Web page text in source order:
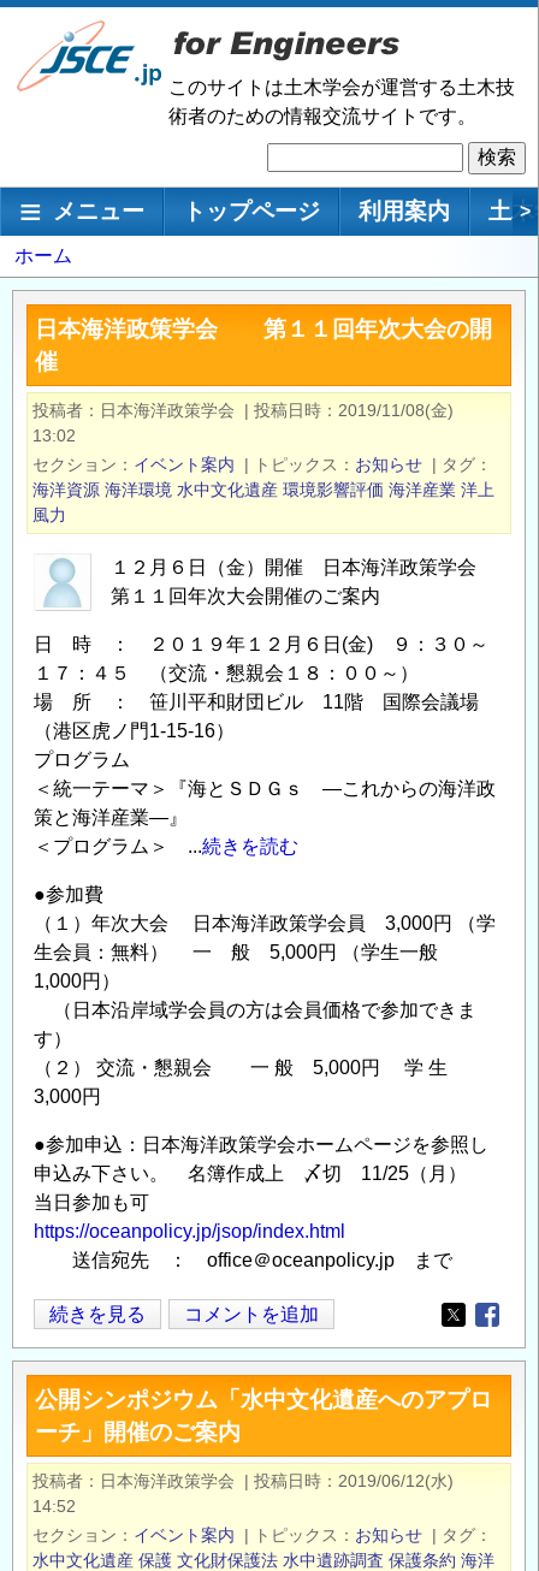
メ
ン
移
このサイトは土木学会が運営する土木技
術者のための情報交流サイトです。
索
メインナビゲーション
メニュー トップページ 利用案内 土 >
パ
ン
ず
ホーム
日本海洋政策学会 第１１回年次大会の開
催
投稿者 日本海洋政策学会 | 投稿日時
2019/11/08(金)
13:02
セクション
イベント案内 | トピックス お知らせ | タグ
海洋資源 海洋環境 水中文化遺産 環境影響評価 海洋産業 洋上
風力
１２月６日（金）開催 日本海洋政策学会
第１１回年次大会開催のご案内
日 時 ： ２０１９年１２月６日(金) ９：３０～
１７：４５ （交流・懇親会１８：００～）
場 所 ： 笹川平和財団ビル 11階 国際会議場
（港区虎ノ門1-15-16）
プログラム
＜統一テーマ＞『海とＳＤＧｓ ―これからの海洋政
策と海洋産業―』
＜プログラム＞ ...続きを読む
●参加費
（１）年次大会 日本海洋政策学会員 3,000円 （学
生会員：無料） 一 般 5,000円 （学生一般
1,000円）
（日本沿岸域学会員の方は会員価格で参加できま
す）
（２） 交流・懇親会 一 般 5,000円 学 生
3,000円
●参加申込：日本海洋政策学会ホームページを参照し
申込み下さい。 名簿作成上 〆切 11/25（月）
当日参加も可
https://oceanpolicy.jp/jsop/index.html
送信宛先 ： office＠oceanpolicy.jp まで
日
本
海
洋
政
策
学
会
第
続きを見る コメントを追加
Opens in
公開シンポジウム「水中文化遺産へのアプロ
ーチ」開催のご案内
投稿者 日本海洋政策学会 | 投稿日時
2019/06/12(水)
14:52
セクション
イベント案内 | トピックス お知らせ | タグ
水中文化遺産 保護 文化財保護法 水中遺跡調査 保護条約 海洋